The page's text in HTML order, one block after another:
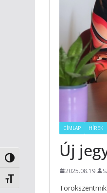
Nagy kontraszt váltása
Betűméret váltása
CÍMLAP HÍREK
Új
2025.08.19.